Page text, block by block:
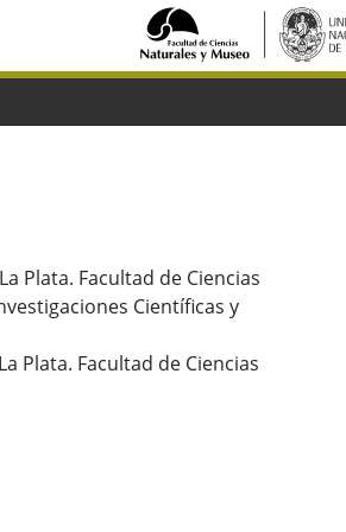
Plata. Facultad de Ciencias
Científicas y
Plata. Facultad de Ciencias